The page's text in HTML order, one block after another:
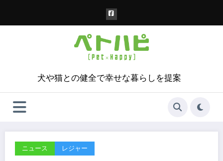
犬や猫との健全で幸せな暮らしを提案
ニュース レジャー